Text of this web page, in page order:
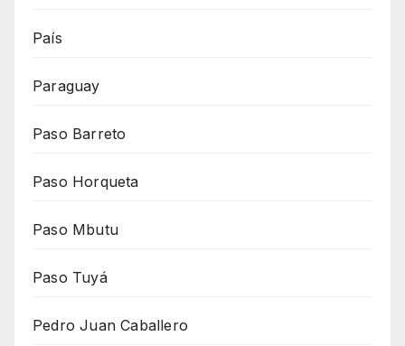
País
Paraguay
Paso Barreto
Paso Horqueta
Paso Mbutu
Paso Tuyá
Pedro Juan Caballero